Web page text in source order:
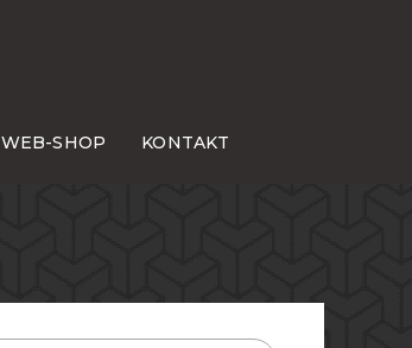
WEB-SHOP KONTAKT